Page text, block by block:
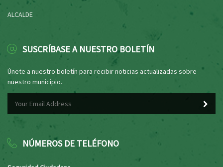
ALCALDE
SUSCRÍBASE A NUESTRO BOLETÍN
Únete a nuestro boletín para recibir noticias actualizadas sobre
nuestro municipio.
NÚMEROS DE TELÉFONO